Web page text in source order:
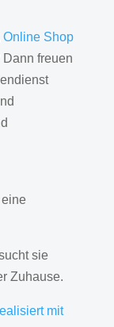
Online Shop
freuen
sie
Zuhause.
mit